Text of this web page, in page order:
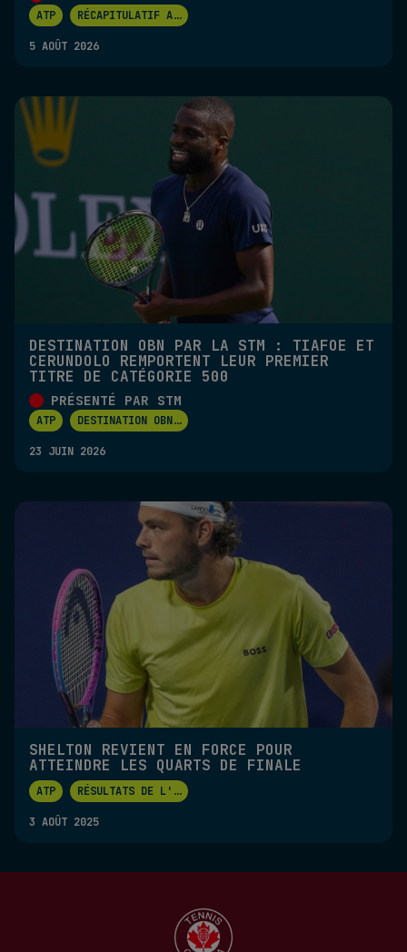
ATP RÉCAPITULATIF A...
5 AOÛT 2026
DESTINATION OBN PAR LA STM : TIAFOE ET
CERUNDOLO REMPORTENT LEUR PREMIER
TITRE DE CATÉGORIE 500
PRÉSENTÉ PAR STM
ATP DESTINATION OBN...
23 JUIN 2026
SHELTON REVIENT EN FORCE POUR
ATTEINDRE LES QUARTS DE FINALE
ATP RÉSULTATS DE L' ...
3 AOÛT 2025